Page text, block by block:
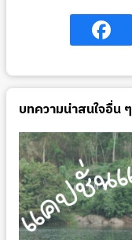
บทความน่าสนใจอื่น ๆ